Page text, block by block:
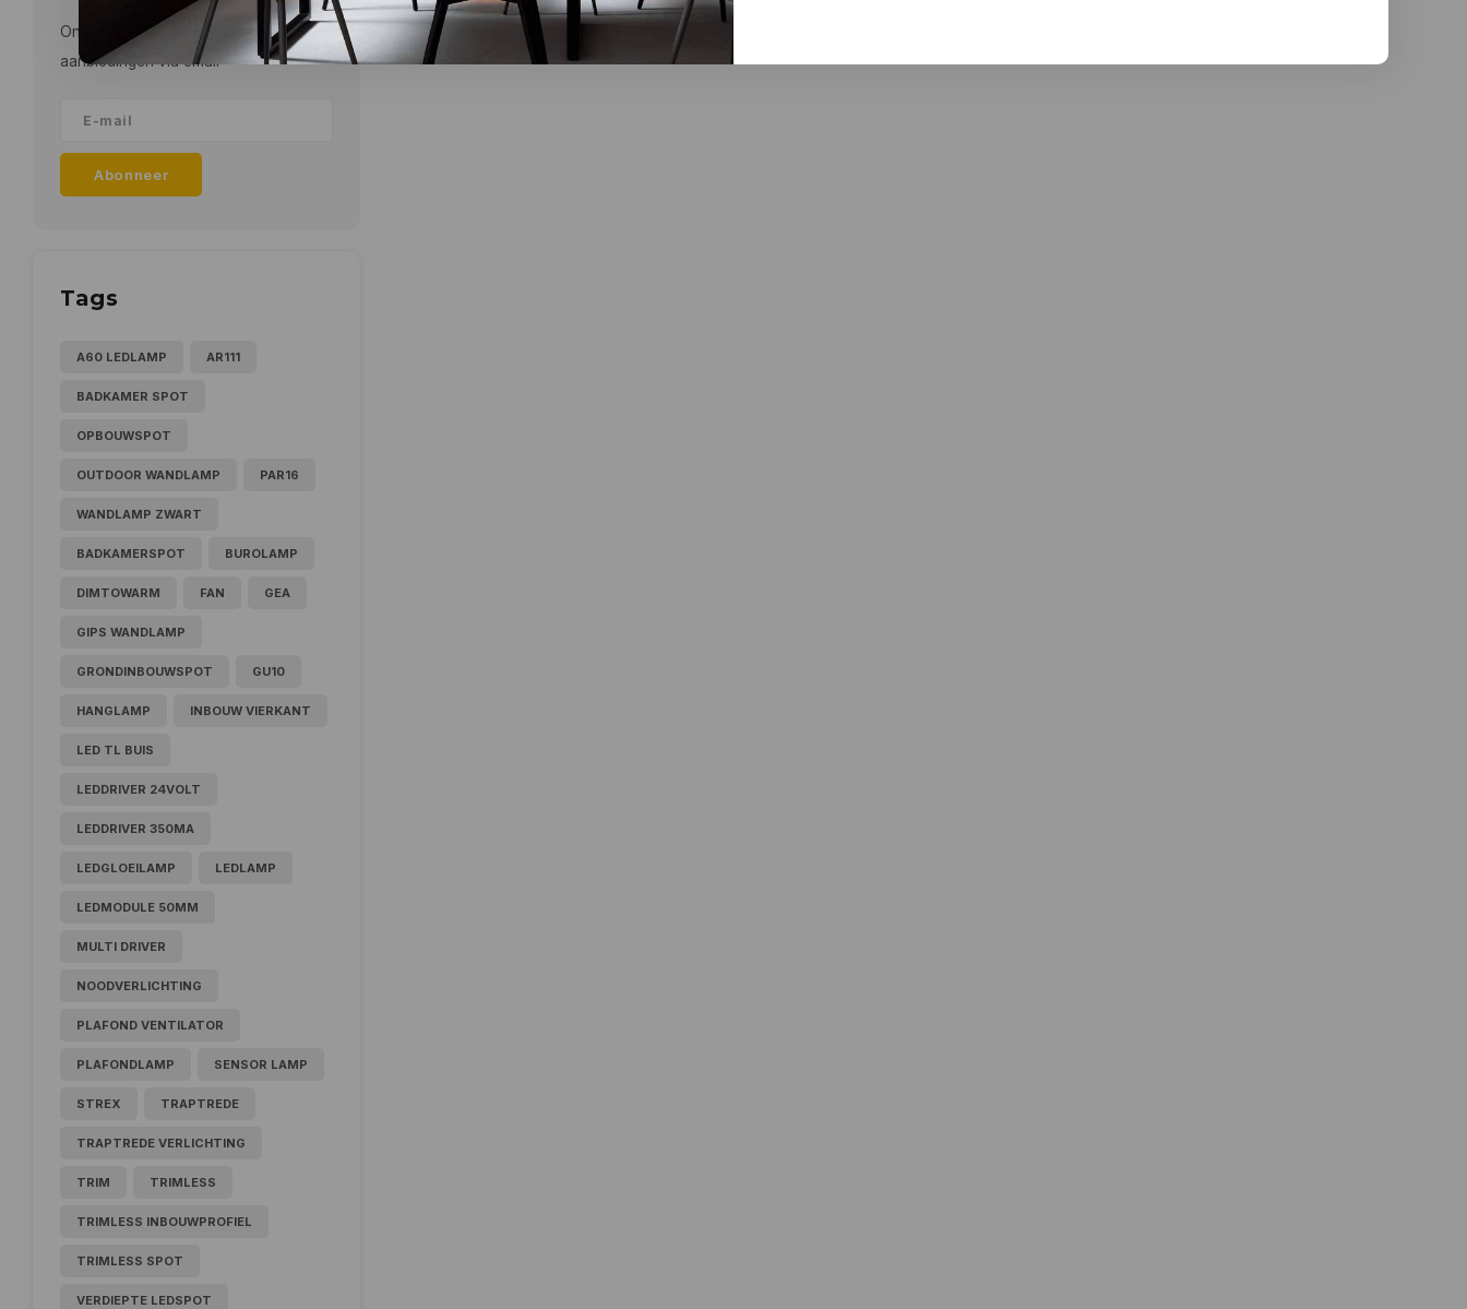
Ontvang de laatste updates, nieuws en
aanbiedingen via email
Abonneer
Tags
A60 LEDLAMP AR111
BADKAMER SPOT
OPBOUWSPOT
OUTDOOR WANDLAMP PAR16
WANDLAMP ZWART
BADKAMERSPOT BUROLAMP
DIMTOWARM FAN GEA
GIPS WANDLAMP
GRONDINBOUWSPOT GU10
HANGLAMP INBOUW VIERKANT
LED TL BUIS
LEDDRIVER 24VOLT
LEDDRIVER 350MA
LEDGLOEILAMP LEDLAMP
LEDMODULE 50MM
MULTI DRIVER
NOODVERLICHTING
PLAFOND VENTILATOR
PLAFONDLAMP SENSOR LAMP
STREX TRAPTREDE
TRAPTREDE VERLICHTING
TRIM TRIMLESS
TRIMLESS INBOUWPROFIEL
TRIMLESS SPOT
VERDIEPTE LEDSPOT